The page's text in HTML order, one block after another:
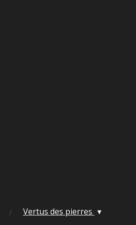
Vertus des pierres